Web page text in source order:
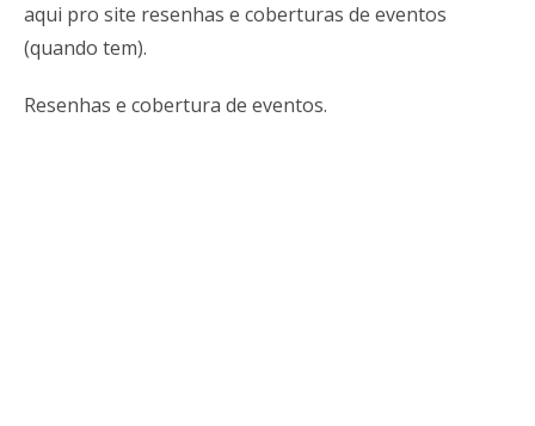
aqui pro site resenhas e coberturas de eventos
(quando tem).
Resenhas e cobertura de eventos.